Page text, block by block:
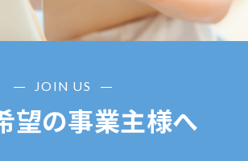
JOIN US
望の事業主様へ